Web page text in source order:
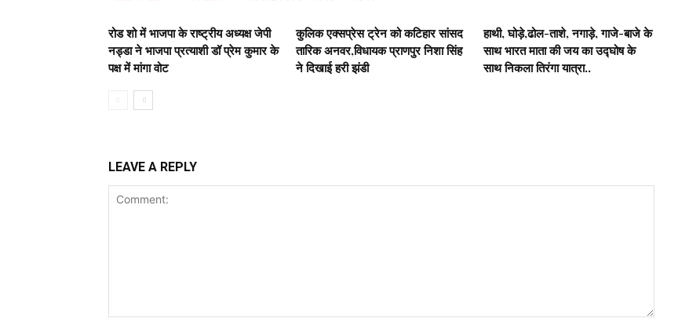
रोड शो में भाजपा के राष्ट्रीय अध्यक्ष जेपी
नड्डा ने भाजपा प्रत्याशी डॉ प्रेम कुमार के
पक्ष में मांगा वोट
कुलिक एक्सप्रेस ट्रेन को कटिहार सांसद
तारिक अनवर,विधायक प्राणपुर निशा सिंह
ने दिखाई हरी झंडी
हाथी, घोड़े,ढोल-ताशे, नगाड़े, गाजे-बाजे के
साथ भारत माता की जय का उद्घोष के
साथ निकला तिरंगा यात्रा..
LEAVE A REPLY